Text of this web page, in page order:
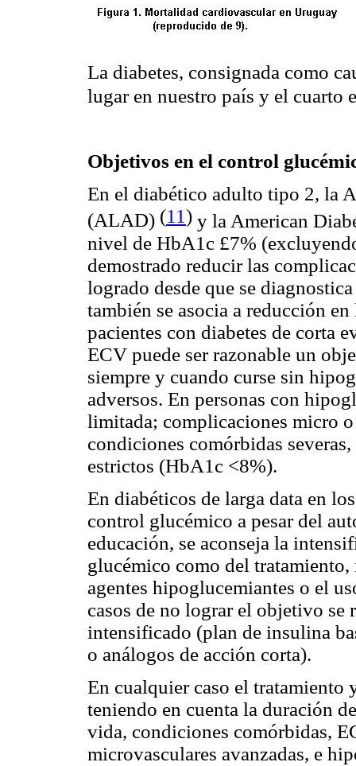
La diabetes, consignada como
lugar en nuestro país y el cuarto
Objetivos en el control
En el diabético adulto tipo 2, la
(ALAD) (11) y la American
nivel de HbA1c £7%
demostrado reducir las
logrado desde que se
también se asocia a reducción
pacientes con diabetes de corta
ECV puede ser razonable un
siempre y cuando curse sin
adversos. En personas con
limitada; complicaciones micro o
condiciones comórbidas
estrictos (HbA1c <8%).
En diabéticos de larga data en
control glucémico a pesar del
educación, se aconseja la
glucémico como del
agentes hipoglucemiantes o el
casos de no lograr el objetivo
intensificado (plan de insulina
o análogos de acción corta).
En cualquier caso el tratamiento
teniendo en cuenta la duración
vida, condiciones comórbidas,
microvasculares avanzadas, e